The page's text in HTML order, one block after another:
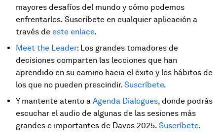
mayores desafíos del mundo y cómo podemos
enfrentarlos. Suscríbete en cualquier aplicación a
través de este enlace.
Meet the Leader: Los grandes tomadores de
decisiones comparten las lecciones que han
aprendido en su camino hacia el éxito y los hábitos de
los que no pueden prescindir. Suscríbete.
Y mantente atento a Agenda Dialogues, donde podrás
escuchar el audio de algunas de las sesiones más
grandes e importantes de Davos 2025. Suscríbete.